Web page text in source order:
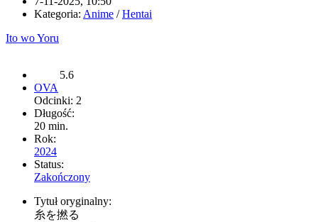
Kategoria: Anime /Hentai
Ito wo Yoru
5.6
OVA
Odcinki: 2
Długość:
20 min.
Rok:
2024
Status:
Zakończony
Tytuł oryginalny:
糸を撚る